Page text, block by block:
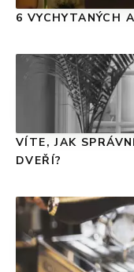
6 VYCHYTANÝCH
VÍTE, JAK
DVEŘÍ?